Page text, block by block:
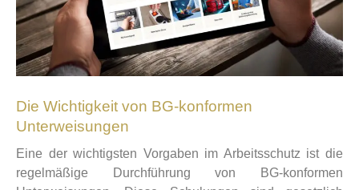
Die Wichtigkeit von BG-konformen
Unterweisungen
Eine der wichtigsten Vorgaben im Arbeitsschutz ist die
regelmäßige Durchführung von BG-konformen